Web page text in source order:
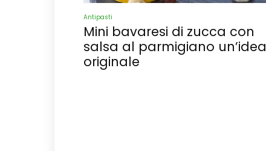
Antipasti
Mini bavaresi di zucca con
salsa al parmigiano un’idea
originale